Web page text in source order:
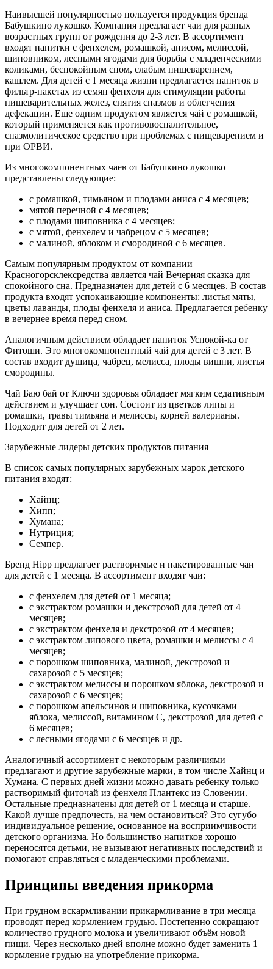
Наивысшей популярностью пользуется продукция бренда
Бабушкино лукошко. Компания предлагает чаи для разных
возрастных групп от рождения до 2-3 лет. В ассортимент
входят напитки с фенхелем, ромашкой, анисом, мелиссой,
шиповником, лесными ягодами для борьбы с младенческими
коликами, беспокойным сном, слабым пищеварением,
кашлем. Для детей с 1 месяца жизни предлагается напиток в
фильтр-пакетах из семян фенхеля для стимуляции работы
пищеварительных желез, снятия спазмов и облегчения
дефекации. Еще одним продуктом является чай с ромашкой,
который применяется как противовоспалительное,
спазмолитическое средство при проблемах с пищеварением и
при ОРВИ.
Из многокомпонентных чаев от Бабушкино лукошко
представлены следующие:
с ромашкой, тимьяном и плодами аниса с 4 месяцев;
мятой перечной с 4 месяцев;
с плодами шиповника с 4 месяцев;
с мятой, фенхелем и чабрецом с 5 месяцев;
с малиной, яблоком и смородиной с 6 месяцев.
Самым популярным продуктом от компании
Красногорсклексредства является чай Вечерняя сказка для
спокойного сна. Предназначен для детей с 6 месяцев. В состав
продукта входят успокаивающие компоненты: листья мяты,
цветы лаванды, плоды фенхеля и аниса. Предлагается ребенку
в вечернее время перед сном.
Аналогичным действием обладает напиток Успокой-ка от
Фитоши. Это многокомпонентный чай для детей с 3 лет. В
состав входит душица, чабрец, мелисса, плоды вишни, листья
смородины.
Чай Баю бай от Ключи здоровья обладает мягким седативным
действием и улучшает сон. Состоит из цветков липы и
ромашки, травы тимьяна и мелиссы, корней валерианы.
Подходит для детей от 2 лет.
Зарубежные лидеры детских продуктов питания
В список самых популярных зарубежных марок детского
питания входят:
Хайнц;
Хипп;
Хумана;
Нутриция;
Семпер.
Бренд Hipp предлагает растворимые и пакетированные чаи
для детей с 1 месяца. В ассортимент входят чаи:
с фенхелем для детей от 1 месяца;
с экстрактом ромашки и декстрозой для детей от 4
месяцев;
с экстрактом фенхеля и декстрозой от 4 месяцев;
с экстрактом липового цвета, ромашки и мелиссы с 4
месяцев;
с порошком шиповника, малиной, декстрозой и
сахарозой с 5 месяцев;
с экстрактом мелиссы и порошком яблока, декстрозой и
сахарозой с 6 месяцев;
с порошком апельсинов и шиповника, кусочками
яблока, мелиссой, витамином С, декстрозой для детей с
6 месяцев;
с лесными ягодами с 6 месяцев и др.
Аналогичный ассортимент с некоторым различиями
предлагают и другие зарубежные марки, в том числе Хайнц и
Хумана. С первых дней жизни можно давать ребенку только
растворимый фиточай из фенхеля Плантекс из Словении.
Остальные предназначены для детей от 1 месяца и старше.
Какой лучше предпочесть, на чем остановиться? Это сугубо
индивидуальное решение, основанное на восприимчивости
детского организма. Но большинство напитков хорошо
переносятся детьми, не вызывают негативных последствий и
помогают справляться с младенческими проблемами.
Принципы введения прикорма
При грудном вскармливании прикармливание в три месяца
проводят перед кормлением грудью. Постепенно сокращают
количество грудного молока и увеличивают объём новой
пищи. Через несколько дней вполне можно будет заменить 1
кормление грудью на употребление прикорма.